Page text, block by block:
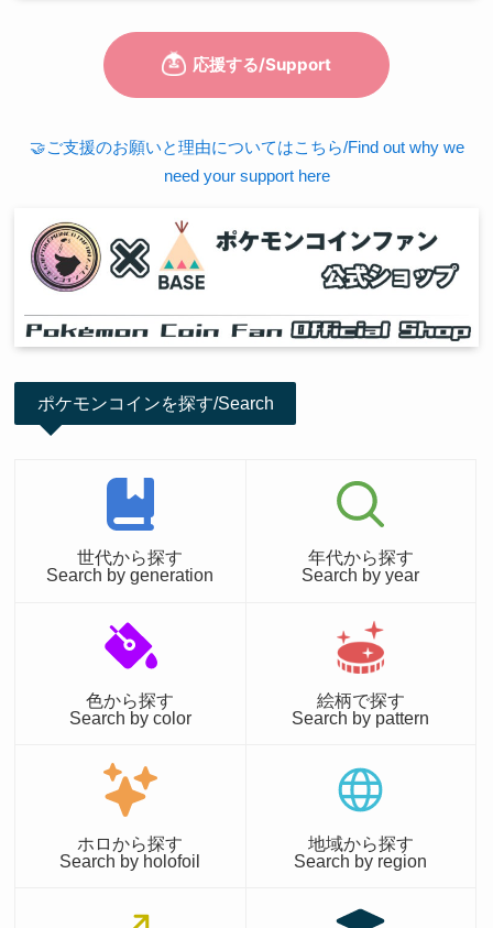
🤝ご支援のお願いと理由についてはこちら/Find out why we
need your support here
ポケモンコインを探す/Search
世代から探す
Search by generation
年代から探す
Search by year
色から探す
Search by color
絵柄で探す
Search by pattern
ホロから探す
Search by holofoil
地域から探す
Search by region